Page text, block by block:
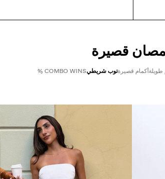
قصيرة​
طويلةأكمام قصيرةتوب شريطيCOMBO WINS %